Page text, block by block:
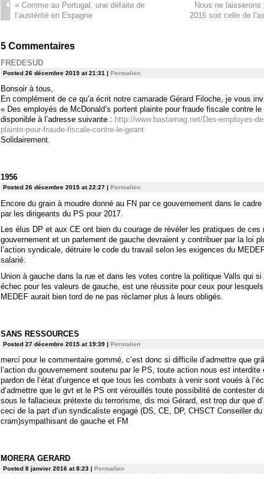
«Comme au Portugal, une défaite de
l’austérité en Espagne
Nous ne laisserons
2016 soit celle de
5Commentaires
FREDESUD
Posted 26 décembre 2015 at 21:31 | Permalien
Bonsoir à tous,
En complément de ce qu’a écrit notre camarade Gérard Filoche, je vous
« Des employés de McDonald’s portent plainte pour fraude fiscale contre
disponible à l’adresse suivante : http://www.bastamag.net/Des-employes-
plainte-pour-fraude-fiscale-contre-le-geant
Solidairement.
1956
Posted 26 décembre 2015 at 22:27 | Permalien
Encore du grain à moudre donné au FN par ce gouvernement dans le
par les dirigeants du PS pour 2017.
Les élus DP et aux CE ont bien du courage de révéler les pratiques de ces
gouvernement et un parlement de gauche devraient y contribuer par la loi
l’action syndicale, détruire le code du travail selon les exigences du
salarié.
Union à gauche dans la rue et dans les votes contre la politique Valls qui si
échec pour les valeurs de gauche, est une réussite pour ceux pour
MEDEF aurait bien tord de ne pas réclamer plus à leurs obligés.
SANS RESSOURCES
Posted 27 décembre 2015 at 19:39 | Permalien
merci pour le commentaire gommé, c’est donc si difficile d’admettre que
l’action du gouvernement soutenu par le PS, toute action nous est
pardon de l’état d’urgence et que tous les combats à venir sont voués à
d’admettre que le gvt et le PS ont vérouillés toute possibilité de contester
sous le fallacieux prétexte du terrorisme, dis moi Gérard, est trop dur que
ceci de la part d’un syndicaliste engagé (DS, CE, DP, CHSCT Conseiller
cram)sympathisant de gauche et FM
MORERA GERARD
Posted 8 janvier 2016 at 8:23 | Permalien